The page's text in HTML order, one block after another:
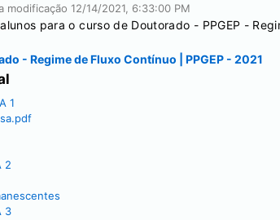
modificação 12/14/2021, 6:33:00 PM
para o curso de Doutorado - PPGEP -
- Regime de Fluxo Contínuo | PPGEP - 2021
1
2
3